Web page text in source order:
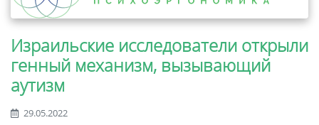
Израильские исследователи открыли
генный механизм, вызывающий
аутизм
29.05.2022